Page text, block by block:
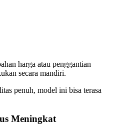
harga atau penggantian
secara mandiri.
penuh, model ini bisa terasa
Meningkat